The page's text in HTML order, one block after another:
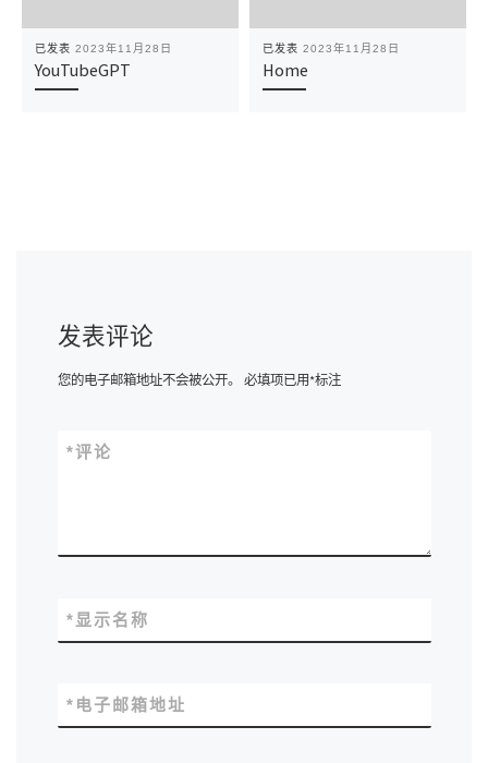
已发表 2023年11月28日
YouTubeGPT
已发表 2023年11月28日
Home
发表评论
您的电子邮箱地址不会被公开。 必填项已用*标注
评论
*
显示名称
*
电子邮箱地址
*